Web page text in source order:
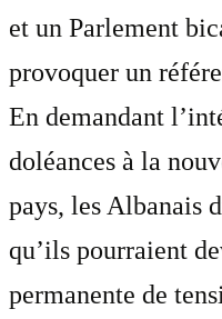
et un Parlement
provoquer un
En demandant
doléances à la
pays, les Albanais
qu’ils pourraient
permanente de